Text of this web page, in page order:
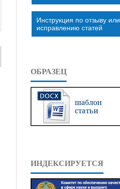
Инструкция по отзыву или
исправлению статей
ОБРАЗЕЦ
ИНДЕКСИРУЕТСЯ